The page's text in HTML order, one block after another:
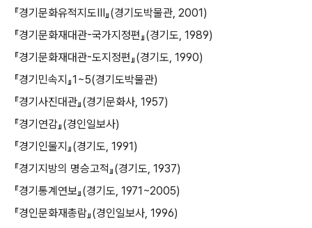
『경기문화유적지도Ⅲ』(경기도박물관, 2001)
『경기문화재대관-국가지정편』(경기도, 1989)
『경기문화재대관-도지정편』(경기도, 1990)
『경기민속지』1~5(경기도박물관)
『경기사진대관』(경기문화사, 1957)
『경기연감』(경인일보사)
『경기인물지』(경기도, 1991)
『경기지방의 명승고적』(경기도, 1937)
『경기통계연보』(경기도, 1971~2005)
『경인문화재총람』(경인일보사, 1996)